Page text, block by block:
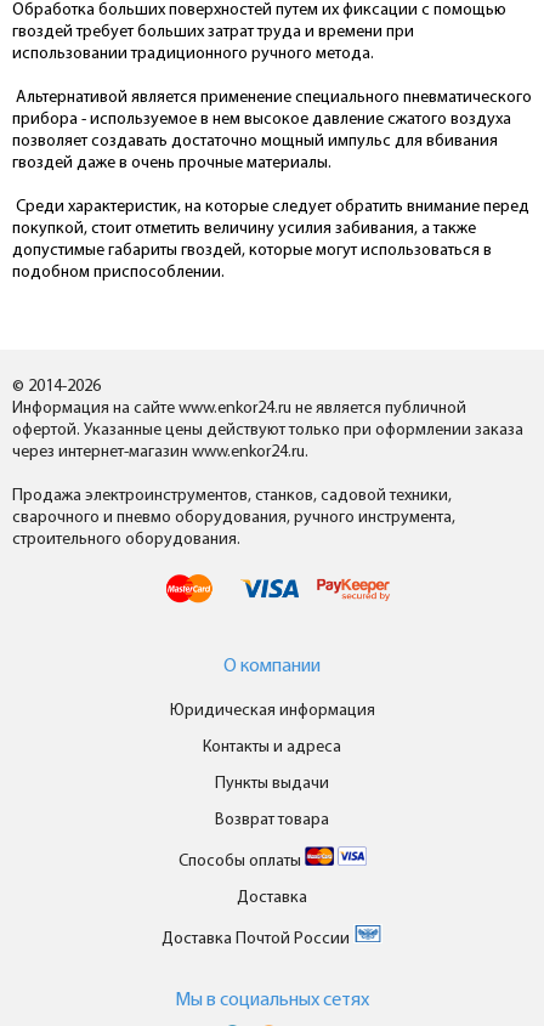
Обработка больших поверхностей путем их фиксации с помощью
гвоздей требует больших затрат труда и времени при
использовании традиционного ручного метода.
Альтернативой является применение специального пневматического
прибора - используемое в нем высокое давление сжатого воздуха
позволяет создавать достаточно мощный импульс для вбивания
гвоздей даже в очень прочные материалы.
Среди характеристик, на которые следует обратить внимание перед
покупкой, стоит отметить величину усилия забивания, а также
допустимые габариты гвоздей, которые могут использоваться в
подобном приспособлении.
© 2014-2026
Информация на сайте www.enkor24.ru не является публичной
офертой. Указанные цены действуют только при оформлении заказа
через интернет-магазин www.enkor24.ru.
Продажа электроинструментов, станков, садовой техники,
сварочного и пневмо оборудования, ручного инструмента,
строительного оборудования.
О компании
Юридическая информация
Контакты и адреса
Пункты выдачи
Возврат товара
Способы оплаты
Доставка
Доставка Почтой России
Мы в cоциальных сетях